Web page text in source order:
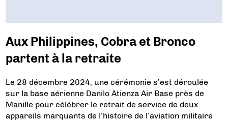
Aux Philippines, Cobra et Bronco
partent à la retraite
Le 28 décembre 2024, une cérémonie s’est déroulée
sur la base aérienne Danilo Atienza Air Base près de
Manille pour célébrer le retrait de service de deux
appareils marquants de l’histoire de l’aviation militaire